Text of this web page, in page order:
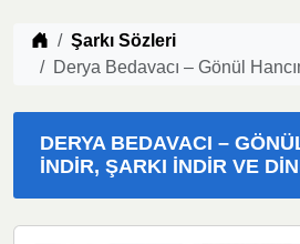
Müzik indir
Şarkı Sözleri
Derya Bedavacı – Gönül
DERYA BEDAVACI –
İNDIR, ŞARKI İNDIR VE